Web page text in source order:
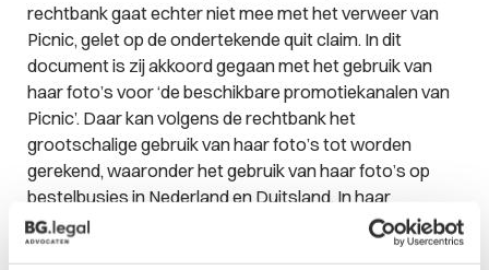
rechtbank gaat echter niet mee met het verweer van
Picnic, gelet op de ondertekende quit claim. In dit
document is zij akkoord gegaan met het gebruik van
haar foto’s voor ‘de beschikbare promotiekanalen van
Picnic’. Daar kan volgens de rechtbank het
grootschalige gebruik van haar foto’s tot worden
gerekend, waaronder het gebruik van haar foto’s op
bestelbusjes in Nederland en Duitsland. In haar
hoedanigheid als reguliere werknemer had zij er geen
rekening mee hoeven houden dat zij door dit